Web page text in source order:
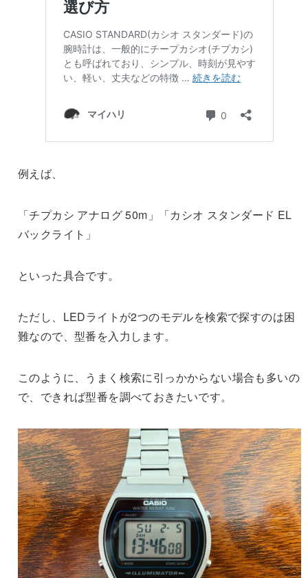
例えば、
「チプカシ アナログ 50m」「カシオ スタンダード EL
バックライト」
といった具合です。
ただし、LEDライトが2つのモデルを検索で探すのは困
難なので、型番を入力します。
このように、うまく検索に引っかからない場合も多いの
で、できれば型番を調べておきたいです。